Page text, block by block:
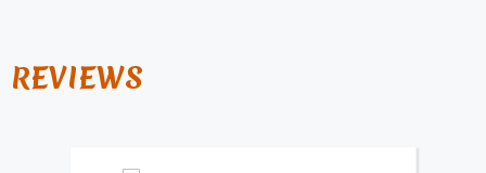
REVIEWS